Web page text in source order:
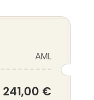
AML
241,00 €